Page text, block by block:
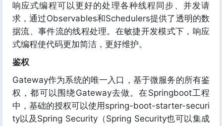
响应式编程可以更好的处理各种线程同步、并发请
求，通过Observables和Schedulers提供了透明的数
据流、事件流的线程处理。在敏捷开发模式下，响应
式编程使代码更加简洁，更好维护。
鉴权
Gateway作为系统的唯一入口，基于微服务的所有鉴
权，都可以围绕Gateway去做。在Springboot工程
中，基础的授权可以使用spring-boot-starter-securi
ty以及Spring Security（Spring Security也可以集成